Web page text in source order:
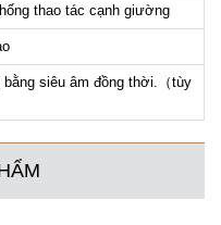
thao tác cạnh giường
siêu âm đồng thời.（tùy